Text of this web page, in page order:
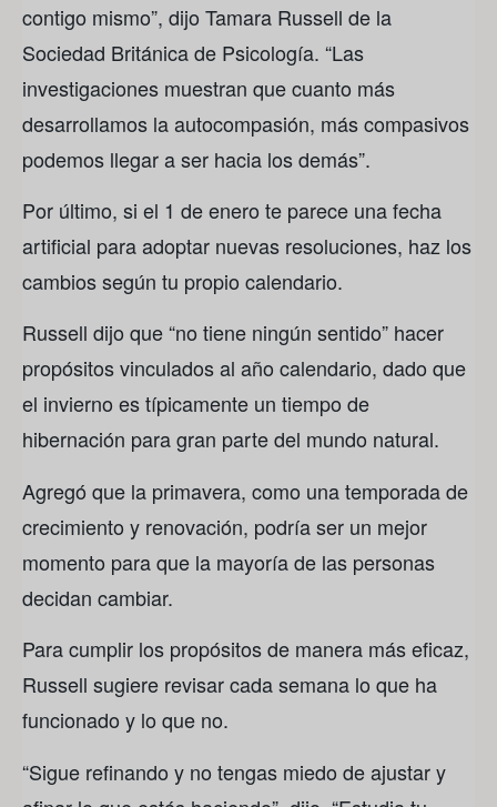
contigo mismo”, dijo Tamara Russell de la
Sociedad Británica de Psicología. “Las
investigaciones muestran que cuanto más
desarrollamos la autocompasión, más compasivos
podemos llegar a ser hacia los demás”.
Por último, si el 1 de enero te parece una fecha
artificial para adoptar nuevas resoluciones, haz los
cambios según tu propio calendario.
Russell dijo que “no tiene ningún sentido” hacer
propósitos vinculados al año calendario, dado que
el invierno es típicamente un tiempo de
hibernación para gran parte del mundo natural.
Agregó que la primavera, como una temporada de
crecimiento y renovación, podría ser un mejor
momento para que la mayoría de las personas
decidan cambiar.
Para cumplir los propósitos de manera más eficaz,
Russell sugiere revisar cada semana lo que ha
funcionado y lo que no.
“Sigue refinando y no tengas miedo de ajustar y